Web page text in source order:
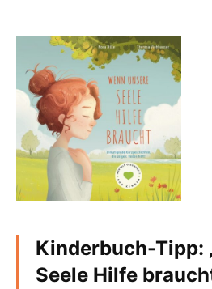
Kinderbuch-Tipp:
Seele Hilfe